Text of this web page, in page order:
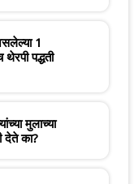
1
थेरपी पद्धती
मुलाच्या
देते का?